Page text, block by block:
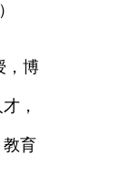
，博
，
育